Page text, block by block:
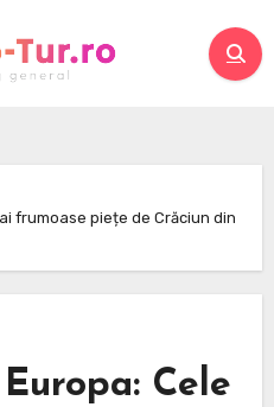
frumoase piețe de Crăciun din
Cele